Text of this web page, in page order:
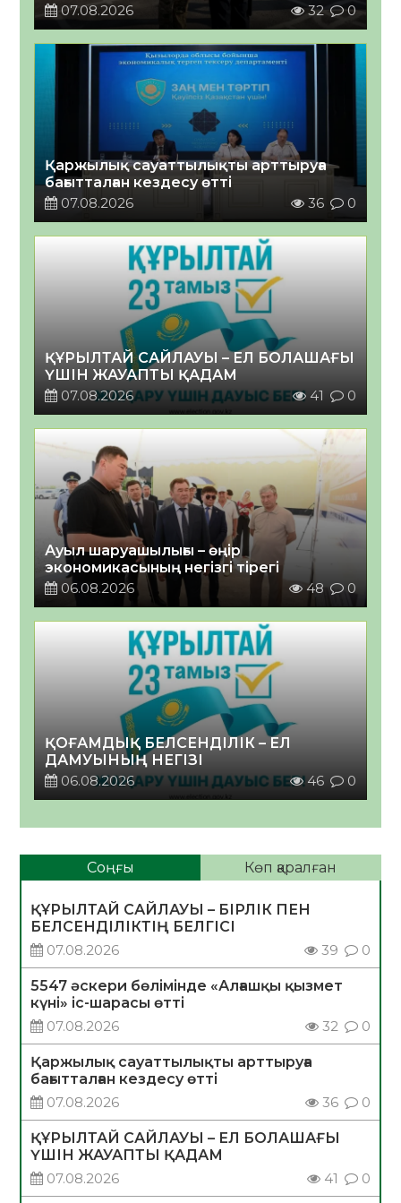
07.08.2026
32 0
Қаржылық сауаттылықты арттыруға
бағытталған кездесу өтті
07.08.2026
36 0
ҚҰРЫЛТАЙ САЙЛАУЫ – ЕЛ БОЛАШАҒЫ
ҮШІН ЖАУАПТЫ ҚАДАМ
07.08.2026
41 0
Ауыл шаруашылығы – өңір
экономикасының негізгі тірегі
06.08.2026
48 0
ҚОҒАМДЫҚ БЕЛСЕНДІЛІК – ЕЛ
ДАМУЫНЫҢ НЕГІЗІ
06.08.2026
46 0
Соңғы Көп қаралған
ҚҰРЫЛТАЙ САЙЛАУЫ – БІРЛІК ПЕН
БЕЛСЕНДІЛІКТІҢ БЕЛГІСІ
07.08.2026
39 0
5547 әскери бөлімінде «Алғашқы қызмет
күні» іс-шарасы өтті
07.08.2026
32 0
Қаржылық сауаттылықты арттыруға
бағытталған кездесу өтті
07.08.2026
36 0
ҚҰРЫЛТАЙ САЙЛАУЫ – ЕЛ БОЛАШАҒЫ
ҮШІН ЖАУАПТЫ ҚАДАМ
07.08.2026
41 0